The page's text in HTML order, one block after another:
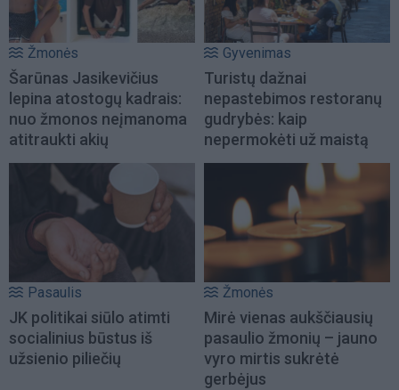
Žmonės
Šarūnas Jasikevičius
lepina atostogų kadrais:
nuo žmonos neįmanoma
atitraukti akių
Gyvenimas
Turistų dažnai
nepastebimos restoranų
gudrybės: kaip
nepermokėti už maistą
Pasaulis
JK politikai siūlo atimti
socialinius būstus iš
užsienio piliečių
Žmonės
Mirė vienas aukščiausių
pasaulio žmonių – jauno
vyro mirtis sukrėtė
gerbėjus